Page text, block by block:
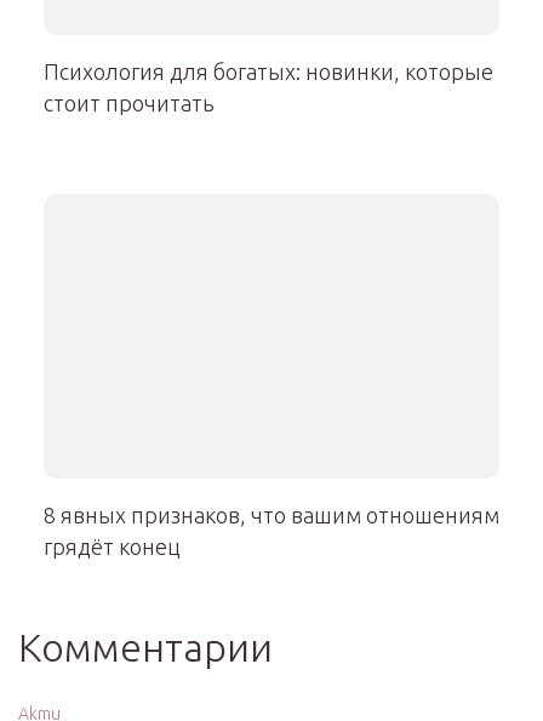
Психология для богатых: новинки, которые
стоит прочитать
8 явных признаков, что вашим отношениям
грядёт конец
Комментарии
Akmu